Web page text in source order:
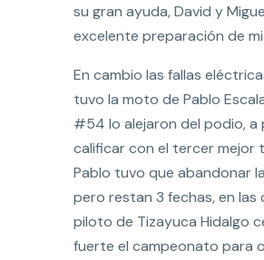
su gran ayuda, David y
excelente preparación de
En cambio las fallas
tuvo la moto de Pablo
#54 lo alejaron del podio, a
calificar con el tercer mejor
Pablo tuvo que abandonar
pero restan 3 fechas, en las
piloto de Tizayuca Hidalgo
fuerte el campeonato para